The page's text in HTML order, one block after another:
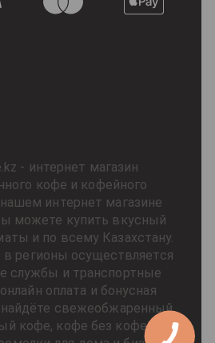
- интернет магазин
кофе и кофейного
интернет магазине
можете купить вкусный
и по всему Казахстану.
регионы осуществляется
службы и транспортные
оплата и бонусная
свежеобжаренный
кофе, кофе без кофеина,